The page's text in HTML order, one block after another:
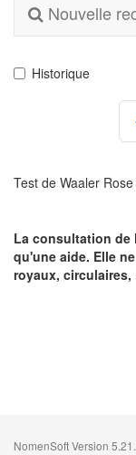
Nouvelle
Historique
Test de Waaler
La consultation de
qu'une aide. Elle
royaux,
NomenSoft Version